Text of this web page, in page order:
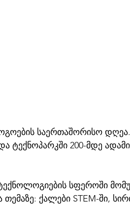
საერთაშორისო
ტექნოპარკში 200-მდე
სფეროში
თემაზე: ქალები STEM-ში,